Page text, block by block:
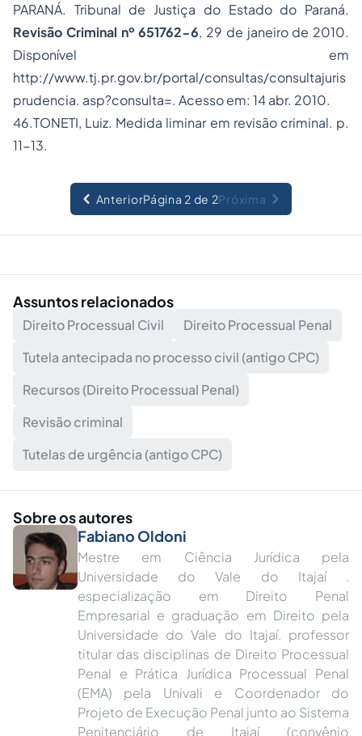
PARANÁ. Tribunal de Justiça do Estado do Paraná.
Revisão Criminal nº 651762-6, 29 de janeiro de 2010.
Disponível em
http://www.tj.pr.gov.br/portal/consultas/consultajuris
prudencia. asp?consulta=. Acesso em: 14 abr. 2010.
46.TONETI, Luiz. Medida liminar em revisão criminal. p.
11-13.
AnteriorPágina 2 de 2Próxima
Assuntos relacionados
Direito Processual Civil
Direito Processual Penal
Tutela antecipada no processo civil (antigo CPC)
Recursos (Direito Processual Penal)
Revisão criminal
Tutelas de urgência (antigo CPC)
Sobre os autores
Fabiano Oldoni
Mestre em Ciência Jurídica pela
Universidade do Vale do Itajaí .
especialização em Direito Penal
Empresarial e graduação em Direito pela
Universidade do Vale do Itajaí. professor
titular das disciplinas de Direito Processual
Penal e Prática Jurídica Processual Penal
(EMA) pela Univali e Coordenador do
Projeto de Execução Penal junto ao Sistema
Penitenciário de Itajaí (convênio